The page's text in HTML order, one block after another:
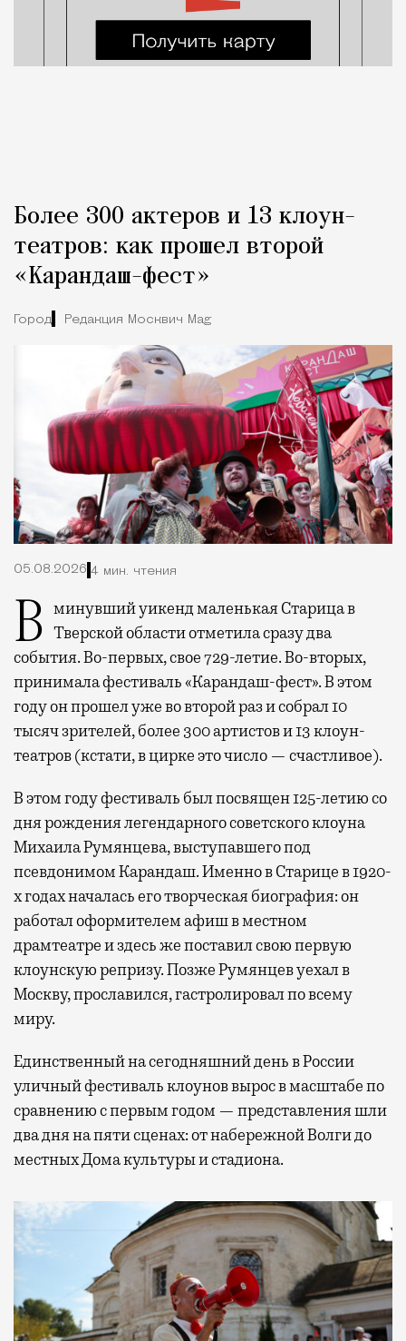
Более 300 актеров и 13 клоун-
театров: как прошел второй
«Карандаш-фест»
Город Редакция Москвич Mag
05.08.2026 4 мин. чтения
В минувший уикенд маленькая Старица в Тверской области отметила сразу два
события. Во-первых, свое 729-летие. Во-вторых,
принимала фестиваль «Карандаш-фест». В этом
году он прошел уже во второй раз и собрал 10
тысяч зрителей, более 300 артистов и 13 клоун-
театров (кстати, в цирке это число — счастливое).
В этом году фестиваль был посвящен 125-летию со
дня рождения легендарного советского клоуна
Михаила Румянцева, выступавшего под
псевдонимом Карандаш. Именно в Старице в 1920-
х годах началась его творческая биография: он
работал оформителем афиш в местном
драмтеатре и здесь же поставил свою первую
клоунскую репризу. Позже Румянцев уехал в
Москву, прославился, гастролировал по всему
миру.
Единственный на сегодняшний день в России
уличный фестиваль клоунов вырос в масштабе по
сравнению с первым годом — представления шли
два дня на пяти сценах: от набережной Волги до
местных Дома культуры и стадиона.